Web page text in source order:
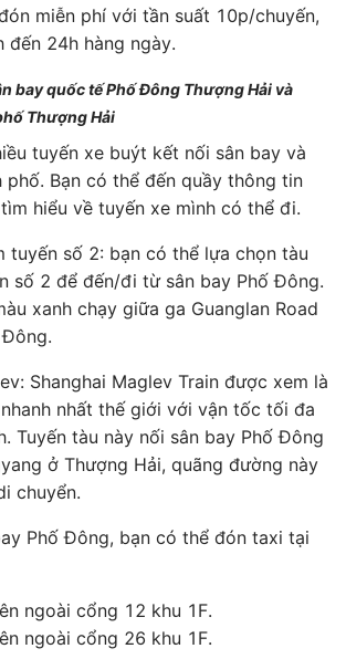
miễn phí với tần suất 10p/chuyến,
đến 24h hàng ngày.
bay quốc tế Phố Đông Thượng Hải và
Thượng Hải
tuyến xe buýt kết nối sân bay và
phố. Bạn có thể đến quầy thông tin
hiểu về tuyến xe mình có thể đi.
tuyến số 2: bạn có thể lựa chọn tàu
số 2 để đến/đi từ sân bay Phố Đông.
xanh chạy giữa ga Guanglan Road
Shanghai Maglev Train được xem là
nhất thế giới với vận tốc tối đa
Tuyến tàu này nối sân bay Phố Đông
ở Thượng Hải, quãng đường này
chuyển.
Phố Đông, bạn có thể đón taxi tại
ngoài cổng 12 khu 1F.
ngoài cổng 26 khu 1F.